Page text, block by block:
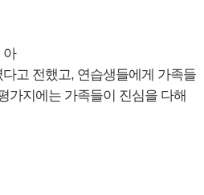
아
고 전했고, 연습생들에게 가족들
가지에는 가족들이 진심을 다해